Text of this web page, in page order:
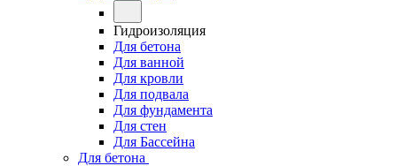
Гидроизоляция
Для бетона
Для ванной
Для кровли
Для подвала
Для фундамента
Для стен
Для Бассейна
Для бетона